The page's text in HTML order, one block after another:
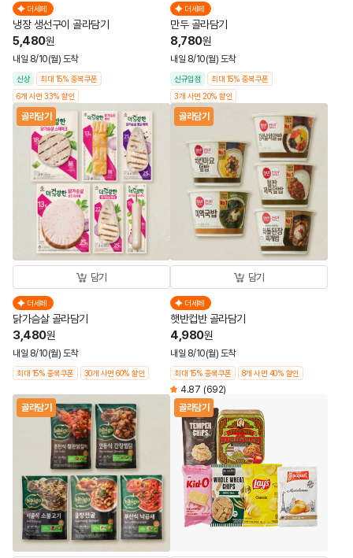
더세페
냉장 생선구이 골라담기
5,480원
내일 8/10(월) 도착
신상
최대 15% 중복쿠폰
6개 사면 33% 할인
더세페
만두 골라담기
8,780원
내일 8/10(월) 도착
신규입점
최대 15% 중복쿠폰
3개 사면 20% 할인
골라담기
담기
더세페
닭가슴살 골라담기
3,480원
내일 8/10(월) 도착
최대 15% 중복쿠폰 30개 사면 60% 할인
골라담기
담기
더세페
햇반컵반 골라담기
4,980원
내일 8/10(월) 도착
최대 15% 중복쿠폰 8개 사면 40% 할인
4.87 (692)
골라담기
골라담기